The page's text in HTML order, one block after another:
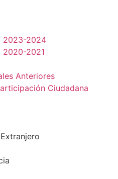
2023-2024
2020-2021
Anteriores
Ciudadana